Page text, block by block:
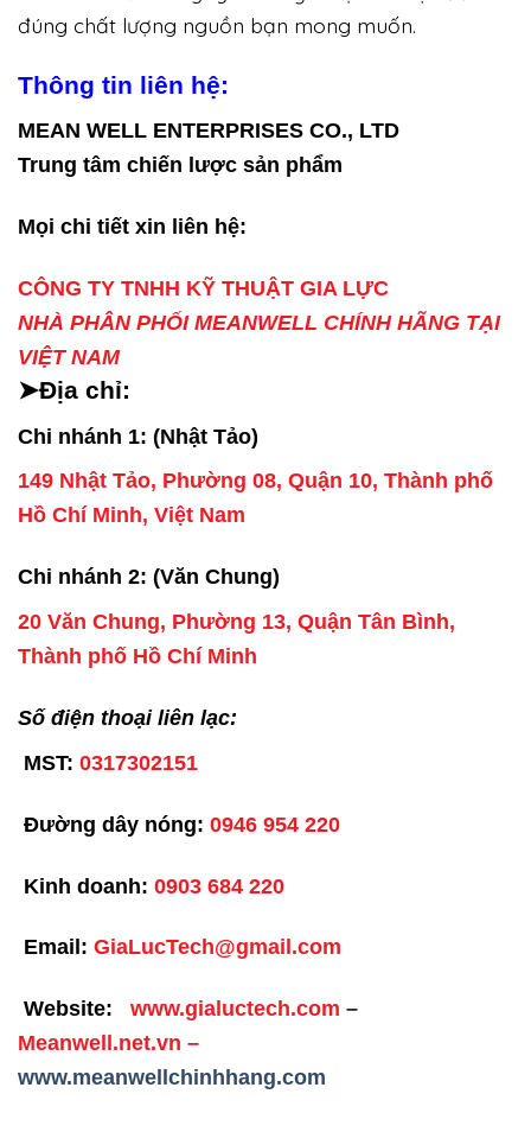
đúng chất lượng nguồn bạn mong muốn.
Thông tin liên hệ:
MEAN WELL ENTERPRISES CO., LTD
Trung tâm chiến lược sản phẩm
Mọi chi tiết xin liên hệ:
CÔNG TY TNHH KỸ THUẬT GIA LỰC
NHÀ PHÂN PHỐI MEANWELL CHÍNH HÃNG TẠI
VIỆT NAM
➤Địa chỉ:
Chi nhánh 1: (Nhật Tảo)
149 Nhật Tảo, Phường 08, Quận 10, Thành phố
Hồ Chí Minh, Việt Nam
Chi nhánh 2: (Văn Chung)
20 Văn Chung, Phường 13, Quận Tân Bình,
Thành phố Hồ Chí Minh
Số điện thoại liên lạc:
MST: 0317302151
Đường dây nóng: 0946 954 220
Kinh doanh: 0903 684 220
Email: GiaLucTech@gmail.com
Website: www.gialuctech.com –
Meanwell.net.vn –
www.meanwellchinhhang.com